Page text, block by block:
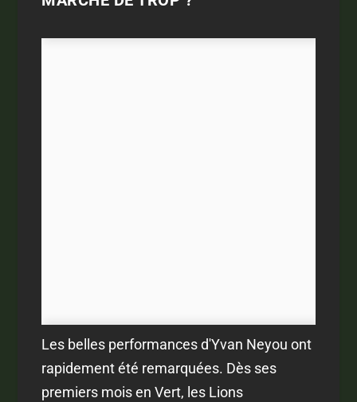
Les belles performances d'Yvan Neyou ont
rapidement été remarquées. Dès ses
premiers mois en Vert, les Lions